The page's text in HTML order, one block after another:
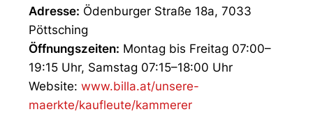
Adresse: Ödenburger Straße 18a, 7033
Pöttsching
Öffnungszeiten: Montag bis Freitag 07:00–
19:15 Uhr, Samstag 07:15–18:00 Uhr
Website: www.billa.at/unsere-
maerkte/kaufleute/kammerer